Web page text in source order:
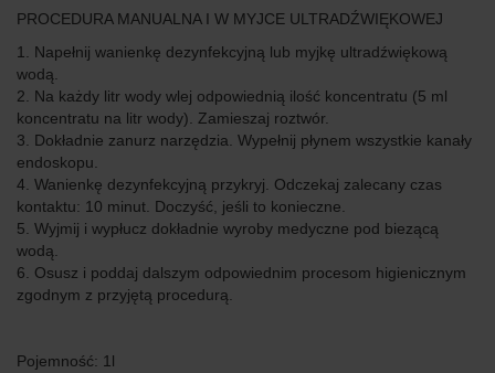
PROCEDURA MANUALNA I W MYJCE ULTRADŹWIĘKOWEJ
1. Napełnij wanienkę dezynfekcyjną lub myjkę ultradźwiękową
wodą.
2. Na każdy litr wody wlej odpowiednią ilość koncentratu (5 ml
koncentratu na litr wody). Zamieszaj roztwór.
3. Dokładnie zanurz narzędzia. Wypełnij płynem wszystkie kanały
endoskopu.
4. Wanienkę dezynfekcyjną przykryj. Odczekaj zalecany czas
kontaktu: 10 minut. Doczyść, jeśli to konieczne.
5. Wyjmij i wypłucz dokładnie wyroby medyczne pod biezącą
wodą.
6. Osusz i poddaj dalszym odpowiednim procesom higienicznym
zgodnym z przyjętą procedurą.
Pojemność: 1l